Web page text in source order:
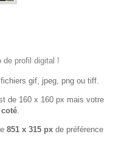
de profil digital !
gif, jpeg, png ou tiff.
de 160 x 160 px mais votre
851 x 315 px de préférence